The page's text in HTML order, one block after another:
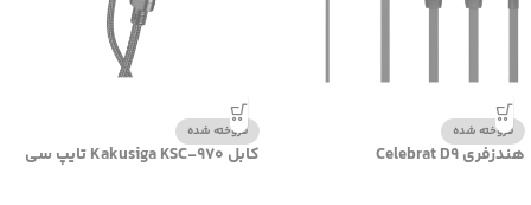
فروخته شده
هندزفری Celebrat D9
فروخته شده
کابل Kakusiga KSC-970 تایپ سی